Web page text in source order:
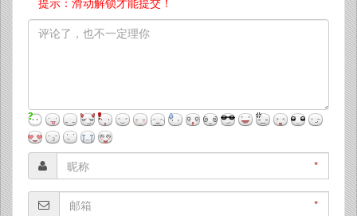
*
*